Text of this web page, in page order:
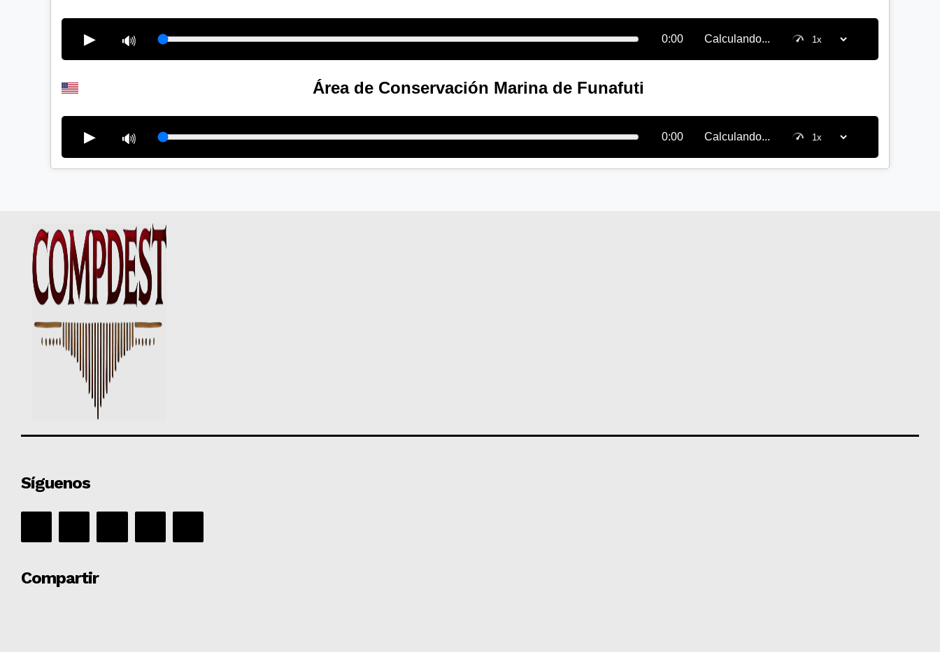
▶ 🔊 0:00 Calculando...
Área de Conservación Marina de Funafuti
▶ 🔊 0:00 Calculando...
Síguenos
Compartir